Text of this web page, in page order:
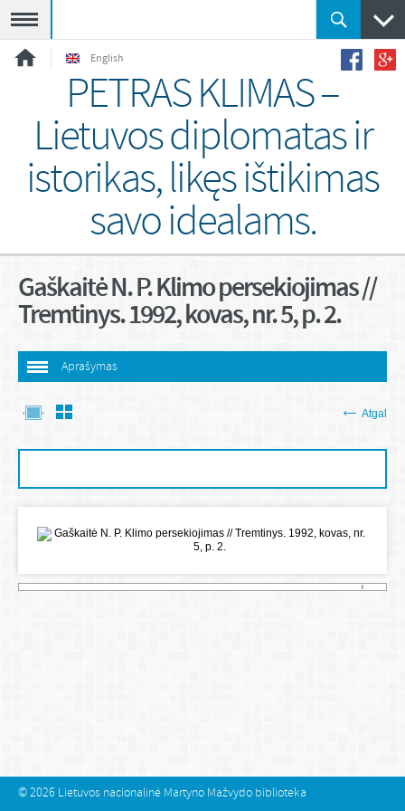
English
PETRAS KLIMAS –
Lietuvos diplomatas ir
istorikas, likęs ištikimas
savo idealams.
Gaškaitė N. P. Klimo persekiojimas //
Tremtinys. 1992, kovas, nr. 5, p. 2.
Aprašymas
Atgal
© 2026 Lietuvos nacionalinė Martyno Mažvydo biblioteka